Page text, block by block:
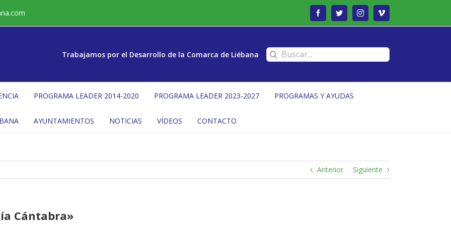
FacebookTwitterInstagramVimeo
Trabajamos por el Desarrollo de la Comarca de Liébana Buscar:
PROGRAMA LEADER 2014-2020 PROGRAMA LEADER 2023-2027 PROGRAMAS Y AYUDAS
AYUNTAMIENTOS NOTICIAS VÍDEOS CONTACTO
Anterior Siguiente
Cántabra»